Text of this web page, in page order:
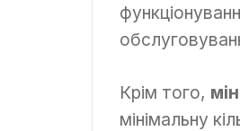
Крім того,
мінімальну